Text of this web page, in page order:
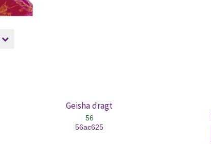
Geisha dragt
56
56ac625